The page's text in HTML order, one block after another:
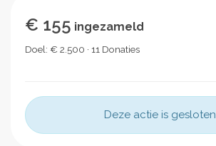
€ 155 ingezameld
Doel: € 2.500 · 11 Donaties
Deze actie is gesloten